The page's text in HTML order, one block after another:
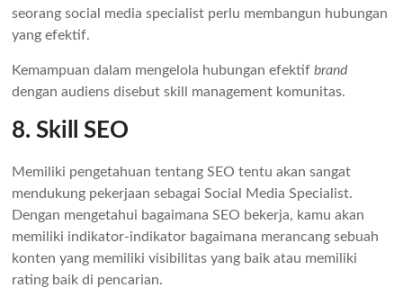
seorang social media specialist perlu membangun hubungan
yang efektif.
Kemampuan dalam mengelola hubungan efektifbrand
dengan audiens disebut skill management komunitas.
8. Skill SEO
Memiliki pengetahuan tentang SEO tentu akan sangat
mendukung pekerjaan sebagai Social Media Specialist.
Dengan mengetahui bagaimana SEO bekerja, kamu akan
memiliki indikator-indikator bagaimana merancang sebuah
konten yang memiliki visibilitas yang baik atau memiliki
rating baik di pencarian.